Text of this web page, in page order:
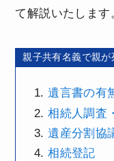
て解説いたします
親子共有名義で親
遺言書の有
相続人調査
遺産分割協
相続登記